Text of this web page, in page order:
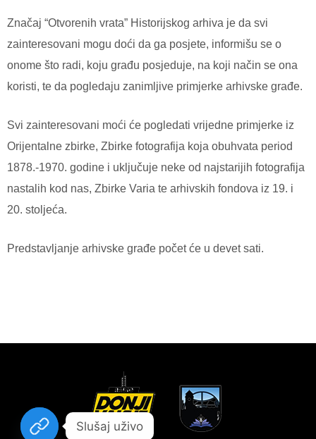
Značaj “Otvorenih vrata” Historijskog arhiva je da svi
zainteresovani mogu doći da ga posjete, informišu se o
onome što radi, koju građu posjeduje, na koji način se ona
koristi, te da pogledaju zanimljive primjerke arhivske građe.
Svi zainteresovani moći će pogledati vrijedne primjerke iz
Orijentalne zbirke, Zbirke fotografija koja obuhvata period
1878.-1970. godine i uključuje neke od najstarijih fotografija
nastalih kod nas, Zbirke Varia te arhivskih fondova iz 19. i
20. stoljeća.
Predstavljanje arhivske građe počet će u devet sati.
Slušaj uživo